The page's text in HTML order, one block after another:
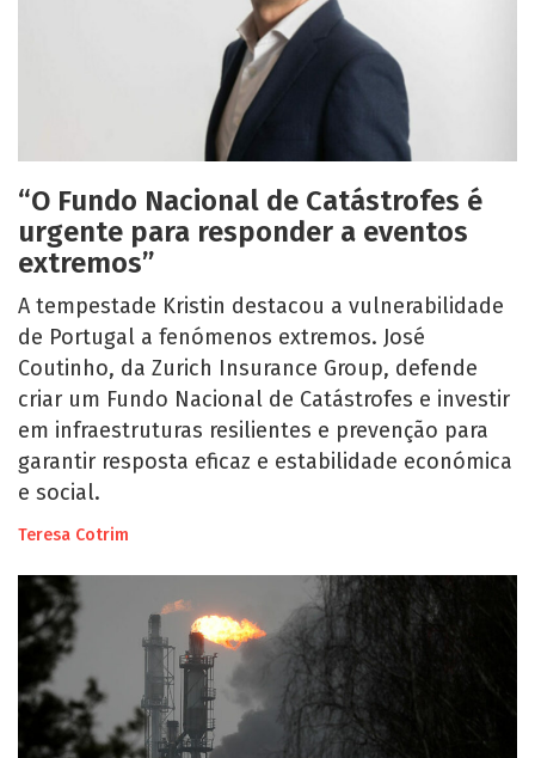
“O Fundo Nacional de Catástrofes é
urgente para responder a eventos
extremos”
A tempestade Kristin destacou a vulnerabilidade
de Portugal a fenómenos extremos. José
Coutinho, da Zurich Insurance Group, defende
criar um Fundo Nacional de Catástrofes e investir
em infraestruturas resilientes e prevenção para
garantir resposta eficaz e estabilidade económica
e social.
Teresa Cotrim